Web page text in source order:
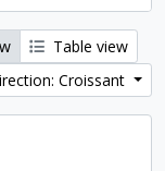
Table view
Croissant